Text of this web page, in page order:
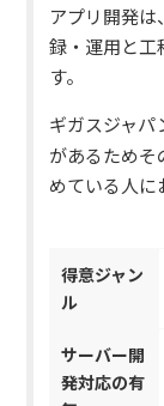
アプリ開発
録・運用と工
す。
ギガスジャパ
があるためそ
めている人に
得意ジャン
ル
サーバー開
発対応の有